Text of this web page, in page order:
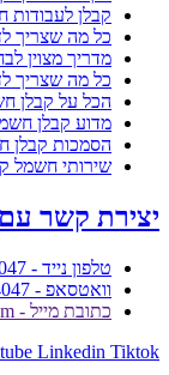
קבלן לעבודות
כל מה שצריך
מדריך מצוין
כל מה שצריך
הכל על קבלן
מדוע קבלן
הסמכות קבלן
שירותי חשמל
יצירת קשר
טלפון נייד - 052-6704047
וואטסאפ - https://wa.me/972526704047
כתובת מייל - amitmatan1509@gmail.com
Linkedin Tiktok